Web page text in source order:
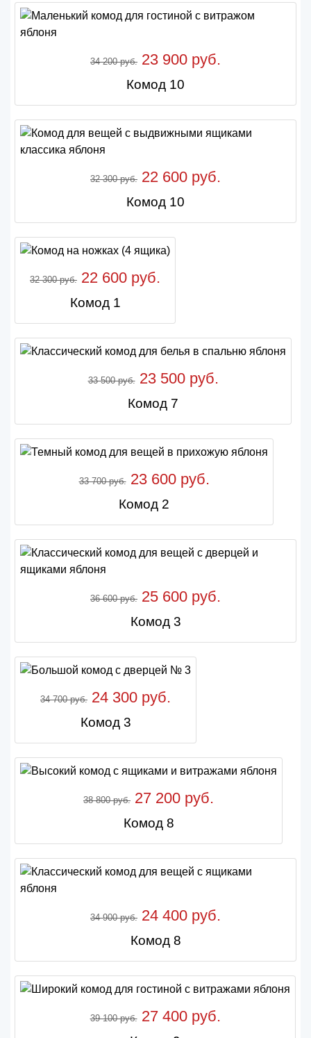
34 200 руб. 23 900 руб.
Комод 10
32 300 руб. 22 600 руб.
Комод 10
32 300 руб. 22 600 руб.
Комод 1
33 500 руб.23 500 руб.
Комод 7
33 700 руб.23 600 руб.
Комод 2
36 600 руб. 25 600 руб.
Комод 3
34 700 руб. 24 300 руб.
Комод 3
38 800 руб. 27 200 руб.
Комод 8
34 900 руб. 24 400 руб.
Комод 8
39 100 руб.27 400 руб.